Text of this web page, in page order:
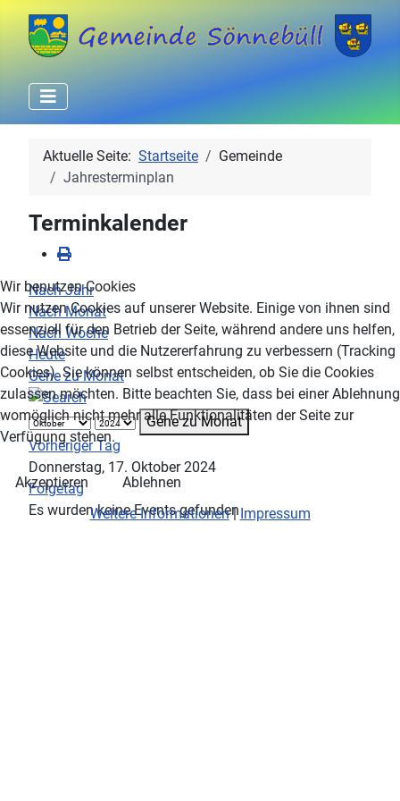
Aktuelle Seite: Startseite
Gemeinde
Jahresterminplan
Terminkalender
Nach Jahr
Nach Monat
Nach Woche
Heute
Gehe zu Monat
Gehe zu Monat
Vorheriger Tag
Donnerstag, 17. Oktober 2024
Folgetag
Es wurden keine Events gefunden
Wir benutzen Cookies
Wir nutzen Cookies auf unserer Website. Einige von ihnen sind
essenziell für den Betrieb der Seite, während andere uns helfen,
diese Website und die Nutzererfahrung zu verbessern (Tracking
Cookies). Sie können selbst entscheiden, ob Sie die Cookies
zulassen möchten. Bitte beachten Sie, dass bei einer Ablehnung
womöglich nicht mehr alle Funktionalitäten der Seite zur
Verfügung stehen.
Akzeptieren
Ablehnen
Weitere Informationen|Impressum